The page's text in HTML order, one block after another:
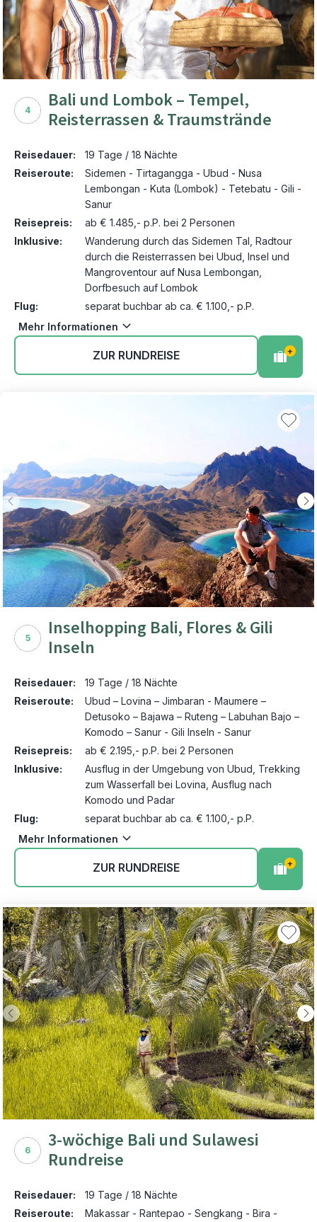
4
Bali und Lombok – Tempel,
Reisterrassen & Traumstrände
Reisedauer:
19 Tage / 18 Nächte
Reiseroute:
Sidemen - Tirtagangga - Ubud - Nusa
Lembongan - Kuta (Lombok) - Tetebatu - Gili -
Sanur
Reisepreis:
ab € 1.485,- p.P. bei 2 Personen
Inklusive:
Wanderung durch das Sidemen Tal, Radtour
durch die Reisterrassen bei Ubud, Insel und
Mangroventour auf Nusa Lembongan,
Dorfbesuch auf Lombok
Flug:
separat buchbar ab ca. € 1.100,- p.P.
Mehr Informationen
ZUR RUNDREISE +
5
Inselhopping Bali, Flores & Gili
Inseln
Reisedauer:
19 Tage / 18 Nächte
Reiseroute:
Ubud – Lovina – Jimbaran - Maumere –
Detusoko – Bajawa – Ruteng – Labuhan Bajo –
Komodo – Sanur - Gili Inseln - Sanur
Reisepreis:
ab € 2.195,- p.P. bei 2 Personen
Inklusive:
Ausflug in der Umgebung von Ubud, Trekking
zum Wasserfall bei Lovina, Ausflug nach
Komodo und Padar
Flug:
separat buchbar ab ca. € 1.100,- p.P.
Mehr Informationen
ZUR RUNDREISE +
6
3-wöchige Bali und Sulawesi
Rundreise
Reisedauer:
19 Tage / 18 Nächte
Reiseroute:
Makassar - Rantepao - Sengkang - Bira -